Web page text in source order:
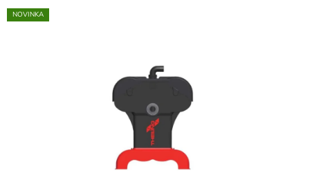
produktu
NOVINKA